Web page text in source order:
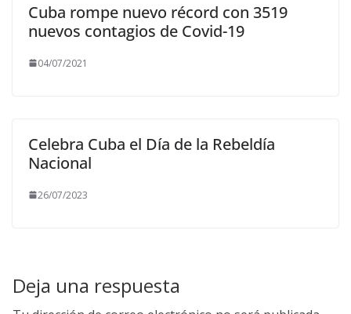
Cuba rompe nuevo récord con 3519
nuevos contagios de Covid-19
04/07/2021
Celebra Cuba el Día de la Rebeldía
Nacional
26/07/2023
Deja una respuesta